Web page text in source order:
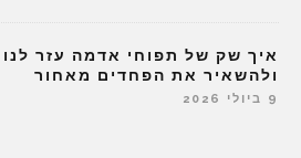
איך שק של תפוחי אדמה עזר
ולהשאיר את הפחדים מאחור
9 ביולי 2026